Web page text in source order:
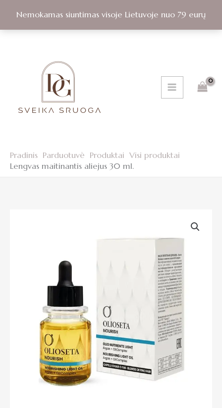
Nemokamas siuntimas visoje Lietuvoje nuo 79 eurų
turinio
Pradinis Parduotuvė Produktai Visi produktai
Lengvas maitinantis aliejus 30 ml.